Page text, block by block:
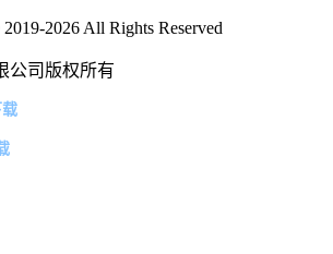
2026 All Rights Reserved
公司版权所有
载